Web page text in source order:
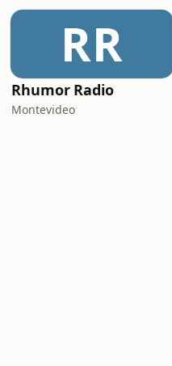
RR
Rhumor Radio
Montevideo